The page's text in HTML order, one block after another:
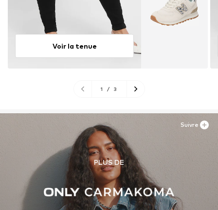
Voir la tenue
1 / 3
PLUS DE
Suivre